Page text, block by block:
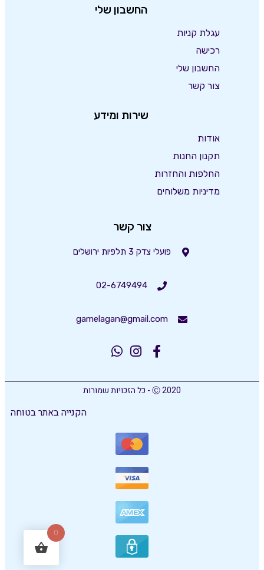
החשבון שלי
עגלת קניות
רכישה
החשבון שלי
צור קשר
שירות ומידע
אודות
תקנון החנות
החלפות והחזרות
מדיניות משלוחים
צור קשר
פועלי צדק 3 תלפיות ירושלים
02-6749494
gamelagan@gmail.com
Ⓒ 2020 - כל הזכויות שמורות
הקנייה באתר בטוחה
0